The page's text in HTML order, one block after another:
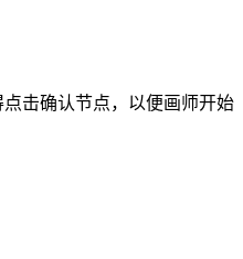
击确认节点，以便画师开始